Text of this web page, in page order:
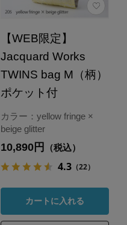
【WEB限定】
Jacquard Works
TWINS bag M（柄）
ポケット付
カラー：yellow fringe ×
beige glitter
10,890円 （税込）
4.3（22）
カートに入れる